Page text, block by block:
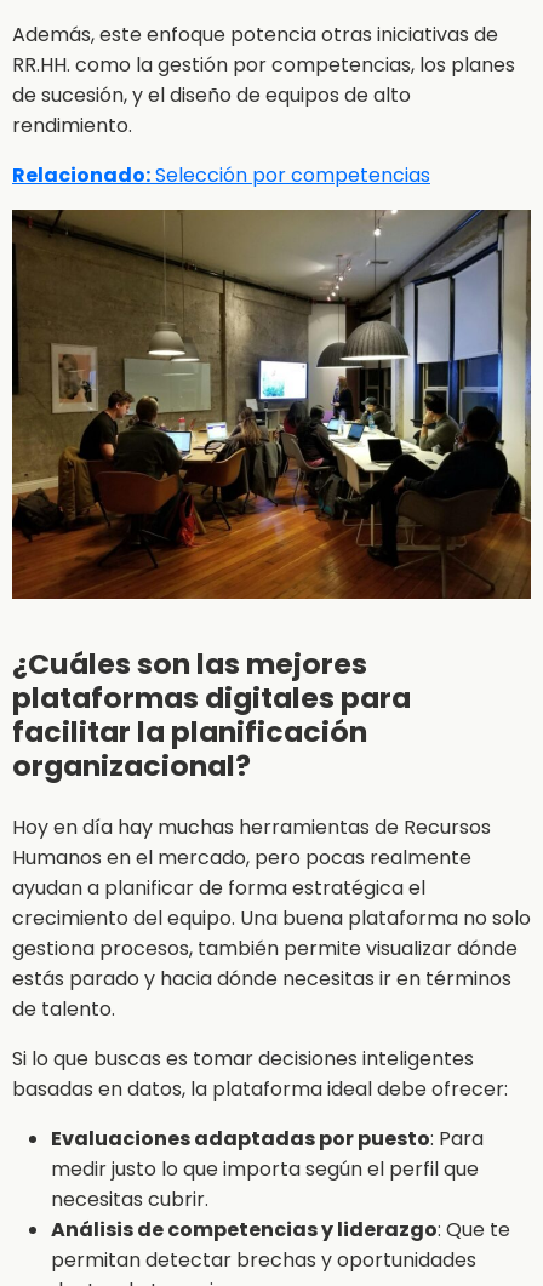
Además, este enfoque potencia otras iniciativas de
RR.HH. como la gestión por competencias, los planes
de sucesión, y el diseño de equipos de alto
rendimiento.
Relacionado:Selección por competencias
¿Cuáles son las mejores
plataformas digitales para
facilitar la planificación
organizacional?
Hoy en día hay muchas herramientas de Recursos
Humanos en el mercado, pero pocas realmente
ayudan a planificar de forma estratégica el
crecimiento del equipo. Una buena plataforma no solo
gestiona procesos, también permite visualizar dónde
estás parado y hacia dónde necesitas ir en términos
de talento.
Si lo que buscas es tomar decisiones inteligentes
basadas en datos, la plataforma ideal debe ofrecer:
Evaluaciones adaptadas por puesto: Para
medir justo lo que importa según el perfil que
necesitas cubrir.
Análisis de competencias y liderazgo: Que te
permitan detectar brechas y oportunidades